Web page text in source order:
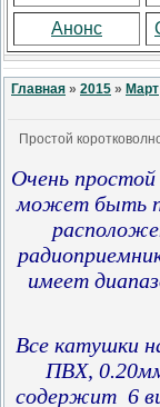
Анонс
Главная » 2015 » Март
Простой
Очень
может быть
имеет
Все катушки
ПВХ,
содержит 6